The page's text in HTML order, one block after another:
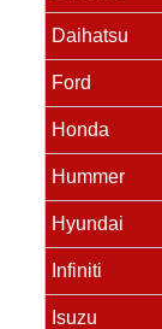
Daihatsu
Ford
Honda
Hummer
Hyundai
Infiniti
Isuzu